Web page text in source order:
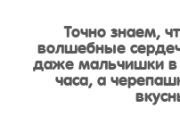
Точно знаем,
волшебные
даже мальчишки в
часа, а